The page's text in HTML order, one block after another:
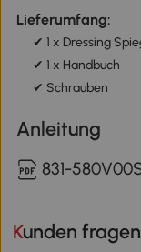
Lieferumfang:
✔ 1 x Dressing
✔ 1 x Handbuch
✔ Schrauben
Anleitung
831-
Kunden